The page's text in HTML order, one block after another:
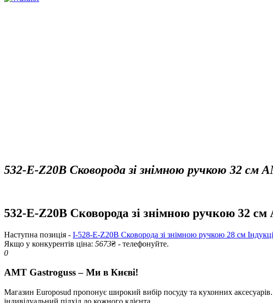
532-E-Z20B Сковорода зі знімною ручкою 32 см
532-E-Z20B Сковорода зі знімною ручкою 32
Наступна позиція - I-528-E-Z20B Сковорода зі знімною ручкою 28 см
Якщо у конкурентів ціна: 5673₴ - телефонуйте.
0
AMT Gastroguss – Ми в Києві!
Магазин Europosud пропонує широкий вибір посуду та кухонних
індивідуальний підхід до кожного клієнта.